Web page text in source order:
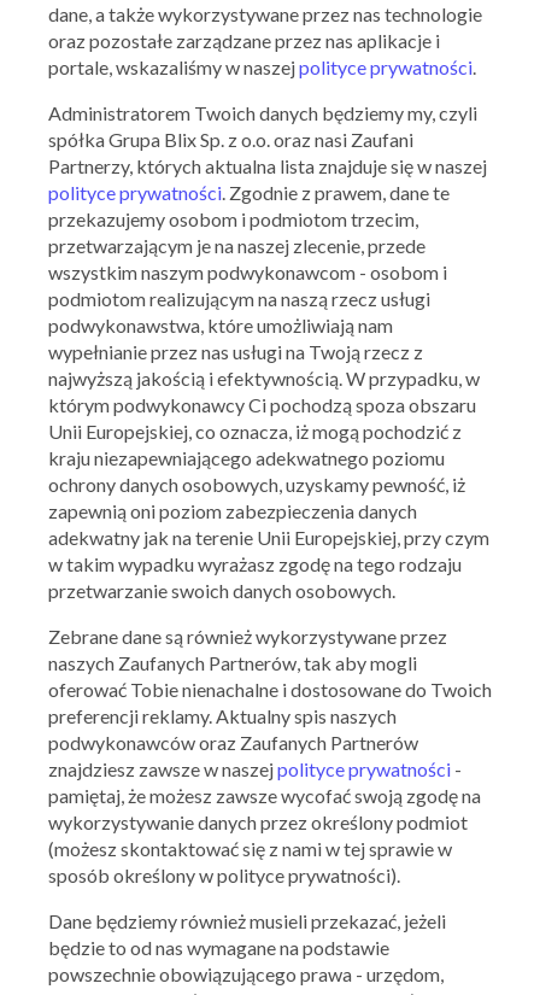
Ważna: 13.07.2026 - 31.07.2026
IKEA
Przydatne drobiazgi do 30 zł
15.09.2022 - 06.10.2022
Skorzystaj z oferty
dane, a także wykorzystywane przez nas technologie
oraz pozostałe zarządzane przez nas aplikacje i
portale, wskazaliśmy w naszejpolityce prywatności.
Administratorem Twoich danych będziemy my, czyli
spółka Grupa Blix Sp. z o.o. oraz nasi Zaufani
Partnerzy, których aktualna lista znajduje się w naszej
polityce prywatności. Zgodnie z prawem, dane te
przekazujemy osobom i podmiotom trzecim,
przetwarzającym je na naszej zlecenie, przede
wszystkim naszym podwykonawcom - osobom i
podmiotom realizującym na naszą rzecz usługi
podwykonawstwa, które umożliwiają nam
wypełnianie przez nas usługi na Twoją rzecz z
najwyższą jakością i efektywnością. W przypadku, w
którym podwykonawcy Ci pochodzą spoza obszaru
Unii Europejskiej, co oznacza, iż mogą pochodzić z
kraju niezapewniającego adekwatnego poziomu
ochrony danych osobowych, uzyskamy pewność, iż
zapewnią oni poziom zabezpieczenia danych
adekwatny jak na terenie Unii Europejskiej, przy czym
w takim wypadku wyrażasz zgodę na tego rodzaju
przetwarzanie swoich danych osobowych.
Zebrane dane są również wykorzystywane przez
naszych Zaufanych Partnerów, tak aby mogli
oferować Tobie nienachalne i dostosowane do Twoich
preferencji reklamy. Aktualny spis naszych
podwykonawców oraz Zaufanych Partnerów
znajdziesz zawsze w naszejpolityce prywatności -
pamiętaj, że możesz zawsze wycofać swoją zgodę na
wykorzystywanie danych przez określony podmiot
(możesz skontaktować się z nami w tej sprawie w
sposób określony w polityce prywatności).
Dane będziemy również musieli przekazać, jeżeli
będzie to od nas wymagane na podstawie
powszechnie obowiązującego prawa - urzędom,